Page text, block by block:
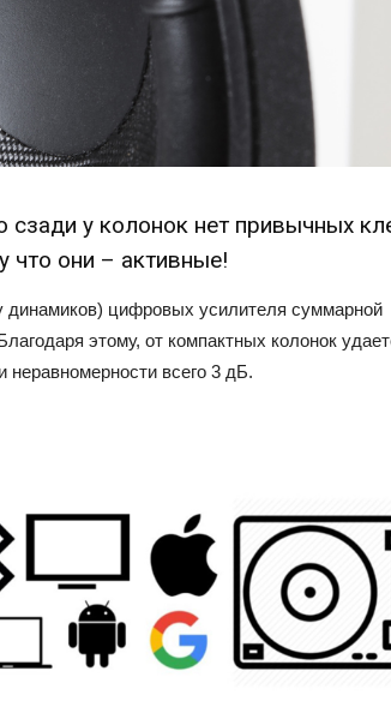
сзади у колонок нет привычных
что они – активные!
динамиков) цифровых усилителя суммарной
этому, от компактных колонок
всего 3 дБ.